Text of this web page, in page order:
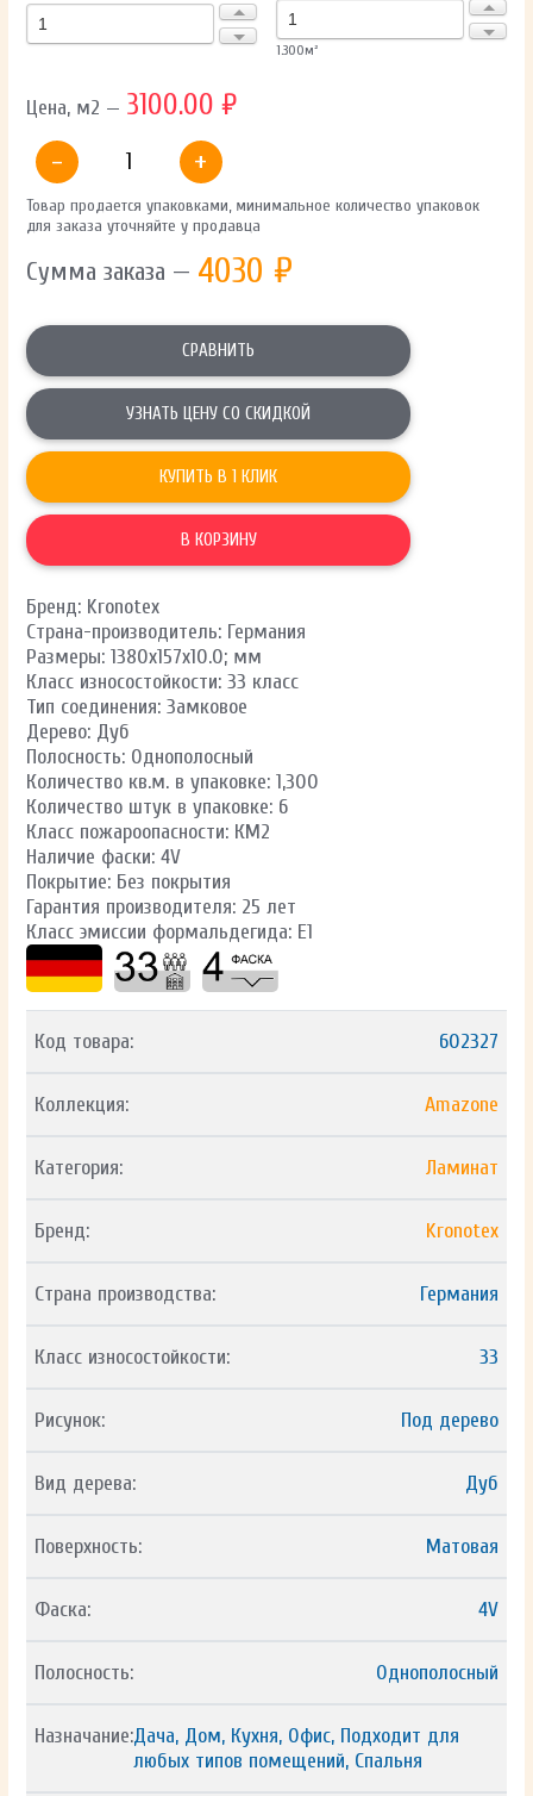
1.300м²
Цена, м2 — 3100.00 ₽
-
+
Товар продается упаковками, минимальное количество упаковок
для заказа уточняйте у продавца
Сумма заказа — 4030 ₽
СРАВНИТЬ
УЗНАТЬ ЦЕНУ СО СКИДКОЙ
КУПИТЬ В 1 КЛИК
В КОРЗИНУ
Бренд: Kronotex
Страна-производитель: Германия
Размеры: 1380х157х10.0; мм
Класс износостойкости: 33 класс
Тип соединения: Замковое
Дерево: Дуб
Полосность: Однополосный
Количество кв.м. в упаковке: 1,300
Количество штук в упаковке: 6
Класс пожароопасности: КМ2
Наличие фаски: 4V
Покрытие: Без покрытия
Гарантия производителя: 25 лет
Класс эмиссии формальдегида: E1
Код товара: 602327
Коллекция: Amazone
Категория: Ламинат
Бренд: Kronotex
Страна производства: Германия
Класс износостойкости: 33
Рисунок: Под дерево
Вид дерева: Дуб
Поверхность: Матовая
Фаска: 4V
Полосность: Однополосный
Назначание:Дача, Дом, Кухня, Офис, Подходит для
любых типов помещений, Спальня